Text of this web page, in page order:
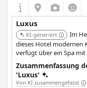
Luxus
KI-generiert
Im
dieses Hotel modernen
verfügt über ein Spa
Fitnesscenter sowie ein
Zusammenfassung
'Luxus'
Von KI zusammengefasst